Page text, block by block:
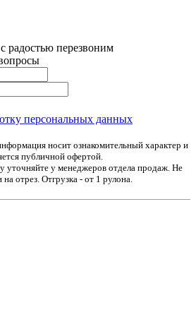
радостью перезвоним
персональных данных
носит ознакомительный характер и
публичной офертой.
уточняйте у менеджеров отдела продаж. Не
отрез. Отгрузка - от 1 рулона.